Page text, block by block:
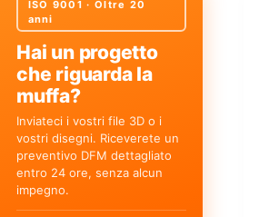
ISO 9001 · Oltre 20
anni
Hai un progetto
che riguarda la
muffa?
Inviateci i vostri file 3D o i
vostri disegni. Riceverete un
preventivo DFM dettagliato
entro 24 ore, senza alcun
impegno.